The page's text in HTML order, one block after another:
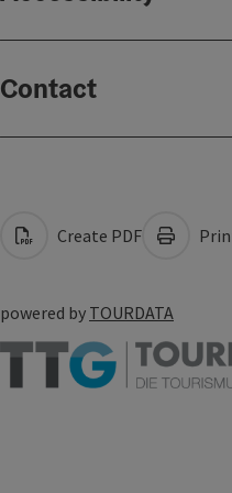
Contact
Create PDF
powered by TOURDATA